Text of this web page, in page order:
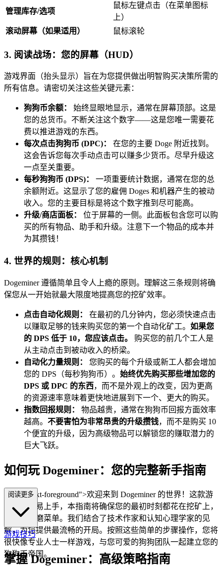
管理库存/选项
鼠标左键点击（在菜单图标
上）
滚动屏幕（如果适用）
鼠标滚轮
3. 阅读战场：您的屏幕（HUD）
游戏界面（抬头显示）旨在为您提供做出明智购买决策所需的
所有信息。请密切关注这些关键元素：
狗狗币余额：
始终显眼地显示，通常在屏幕顶部。这是
您的总货币。不断关注这个数字——这是您唯一需要花
费以推进游戏的东西。
每次点击狗狗币 (DPC)：
在您的主要 Doge 附近找到。
这会告诉您每次手动点击可以赚多少货币。尽早升级这
一点至关重要。
每秒狗狗币 (DPS)：
一项重要统计数据，通常在您的总
余额附近。这显示了您的雇佣 Doges 和机器产生的被动
收入。您的主要目标是将这个数字推到尽可能高。
升级/商店面板：
位于屏幕的一侧。此面板包含您可以购
买的所有物品、助手和升级。注意下一个物品的成本并
为其攒钱！
4. 世界的规则：核心机制
Dogeminer 遵循简单且令人上瘾的原则。理解这三条规则将确
保您从一开始就最大限度地提高您的挖矿效率。
点击自动化规则：
在最初的几分钟内，您必须快速点击
以赚取足够的钱来购买您的第一个自动化矿工。 如果您
的 DPS 低于 10，您应该点击。
购买您的前几个工人是
从主动点击到被动收入的桥梁。
自动化力量规则：
您购买的每个升级或新工人都会增加
您的 DPS（每秒狗狗币）。 始终优先购买那些增加您的
DPS 或 DPC 的东西，而不是外观上的改变，因为更高
的资源速率意味着更快地进展到下一个、更大的购买。
指数回报规则：
物品越贵，通常在狗狗币回报方面效率
越高。 不要害怕为非常昂贵的升级攒钱，而不是购买 10
个便宜的升级，因为高级物品可以解锁您的赚取潜力的
巨大飞跃。
如何玩 Dogeminer：您的完整新手指南
="mb-4 text-foreground">欢迎来到 Dogeminer 的世界！这款游
戏非常容易上手，本指南将确保您的最初时刻都花在挖矿上，
而不是琢磨菜单。我们结合了技术作家和认知心理学家的见
解，为您提供最流畅的开局。按照这些简单的步骤操作，您将
很快像专业人士一样游戏，与您可爱的狗狗团队一起建立您的
狗狗币帝国。
阅读更多
游戏技巧
掌握 Dogeminer：高级策略指南